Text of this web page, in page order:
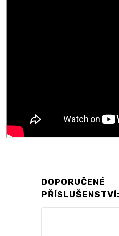
DOPORUČENÉ
PŘÍSLUŠENSTVÍ: